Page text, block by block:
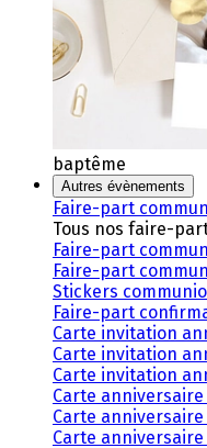
baptême
Autres évènements
Faire-part
Tous nos faire-
Faire-part
Faire-part
Stickers
Faire-part
Carte invitation
Carte invitation
Carte invitation
Carte
Carte anniversaire
Carte